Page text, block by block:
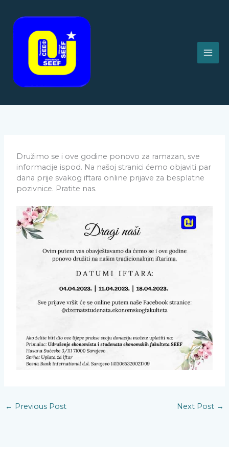
content
Družimo se i ove godine ponovo za ramazan, sve
informacije ispod. Na našoj stranici ćemo objaviti par
dana prije svakog iftara online prijave za besplatne
pozivnice. Pratite nas.
← Previous Post Next Post →